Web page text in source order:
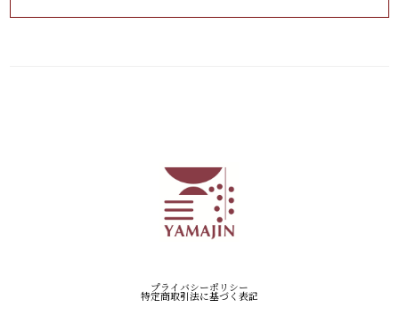
プライバシーポリシー
特定商取引法に基づく表記